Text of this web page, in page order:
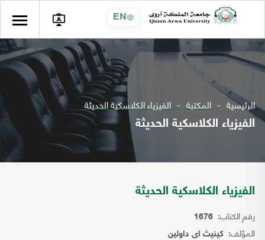
EN
الرئيسية المكتبة الفيزياء الكلاسكية الحديثة
الفيزياء الكلاسكية الحديثة
الفيزياء الكلاسكية الحديثة
رقم الكتاب: 1676
المؤلف: كينيث اى داولين